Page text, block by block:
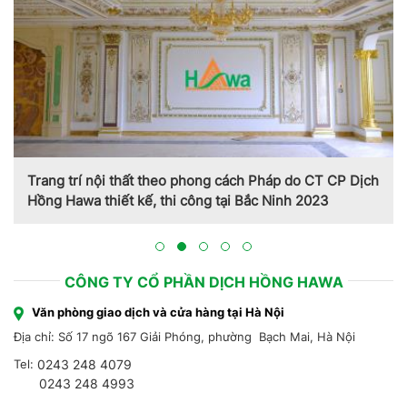
Trang trí nội thất theo phong cách Pháp do CT CP Dịch
Hồng Hawa thiết kế, thi công tại Bắc Ninh 2023
CÔNG TY CỔ PHẦN DỊCH HỒNG HAWA
Văn phòng giao dịch và cửa hàng tại Hà Nội
Địa chỉ: Số 17 ngõ 167 Giải Phóng, phường Bạch Mai, Hà Nội
Tel: 0243 248 4079
0243 248 4993